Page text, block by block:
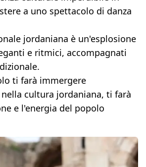
a uno spettacolo di danza
jordaniana è un'esplosione
e ritmici, accompagnati
ti farà immergere
cultura jordaniana, ti farà
e l'energia del popolo